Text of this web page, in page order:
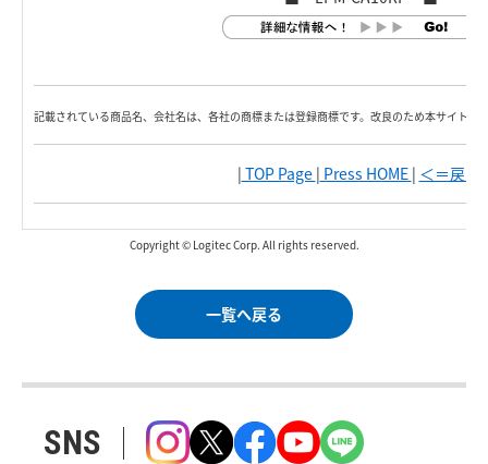
記載されている商品名、会社名は、各社の商標または登録商標です。改良のため本サイト内
| TOP Page | Press HOME | ＜＝戻る
Copyright © Logitec Corp. All rights reserved.
一覧へ戻る
SNS